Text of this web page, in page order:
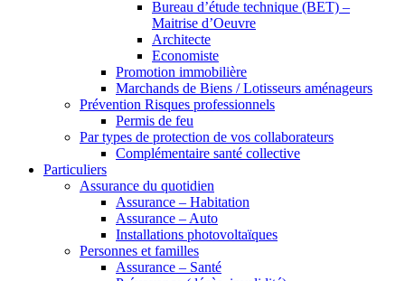
Bureau d’étude technique (BET) –
Maitrise d’Oeuvre
Architecte
Economiste
Promotion immobilière
Marchands de Biens / Lotisseurs aménageurs
Prévention Risques professionnels
Permis de feu
Par types de protection de vos collaborateurs
Complémentaire santé collective
Particuliers
Assurance du quotidien
Assurance – Habitation
Assurance – Auto
Installations photovoltaïques
Personnes et familles
Assurance – Santé